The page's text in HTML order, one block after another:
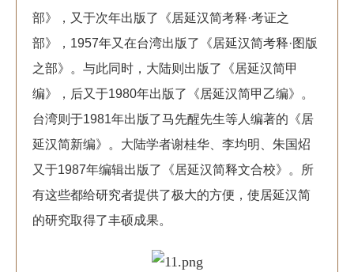
部》，又于次年出版了《居延汉简考释·考证之
部》，1957年又在台湾出版了《居延汉简考释·图版
之部》。与此同时，大陆则出版了《居延汉简甲
编》，后又于1980年出版了《居延汉简甲乙编》。
台湾则于1981年出版了马先醒先生等人编著的《居
延汉简新编》。大陆学者谢桂华、李均明、朱国炤
又于1987年编辑出版了《居延汉简释文合校》。所
有这些都给研究者提供了极大的方便，使居延汉简
的研究取得了丰硕成果。